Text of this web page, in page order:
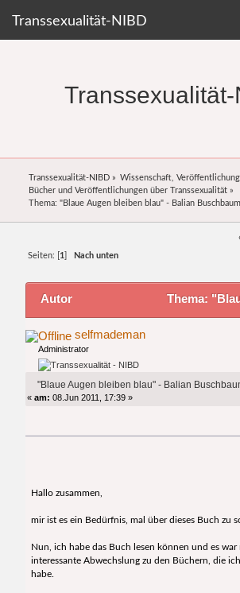
Transsexualität-NIBD
Transsexualität-
Transsexualität-NIBD» Wissenschaft,
Bücher und Veröffentlichungen über Transsexualität»
Thema: "Blaue Augen bleiben blau" - Balian Buschbaum
Seiten: [ 1 Nach unten
Autor Thema:
bleiben blau" - Balian Buschbaum
mal)
selfmademan
Administrator
"Blaue Augen bleiben blau" - Balian
«am: 08.Jun 2011, 17:39 »
Hallo zusammen,
mir ist es ein Bedürfnis, mal über dieses Buch zu
Nun, ich habe das Buch lesen können und es
interessante Abwechslung zu den Büchern, die
habe.